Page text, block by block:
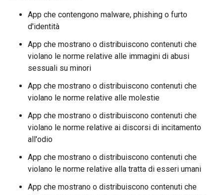
App che contengono malware, phishing o furto
d'identità
App che mostrano o distribuiscono contenuti che
violano le norme relative alle immagini di abusi
sessuali su minori
App che mostrano o distribuiscono contenuti che
violano le norme relative alle molestie
App che mostrano o distribuiscono contenuti che
violano le norme relative ai discorsi di incitamento
all'odio
App che mostrano o distribuiscono contenuti che
violano le norme relative alla tratta di esseri umani
App che mostrano o distribuiscono contenuti che